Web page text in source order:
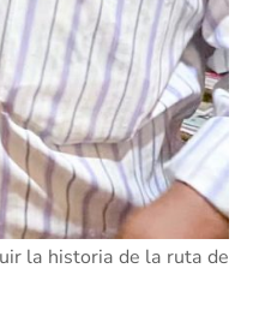
la historia de la ruta de